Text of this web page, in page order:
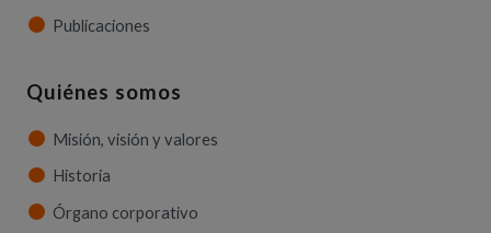
Publicaciones
Quiénes somos
Misión, visión y valores
Historia
Órgano corporativo